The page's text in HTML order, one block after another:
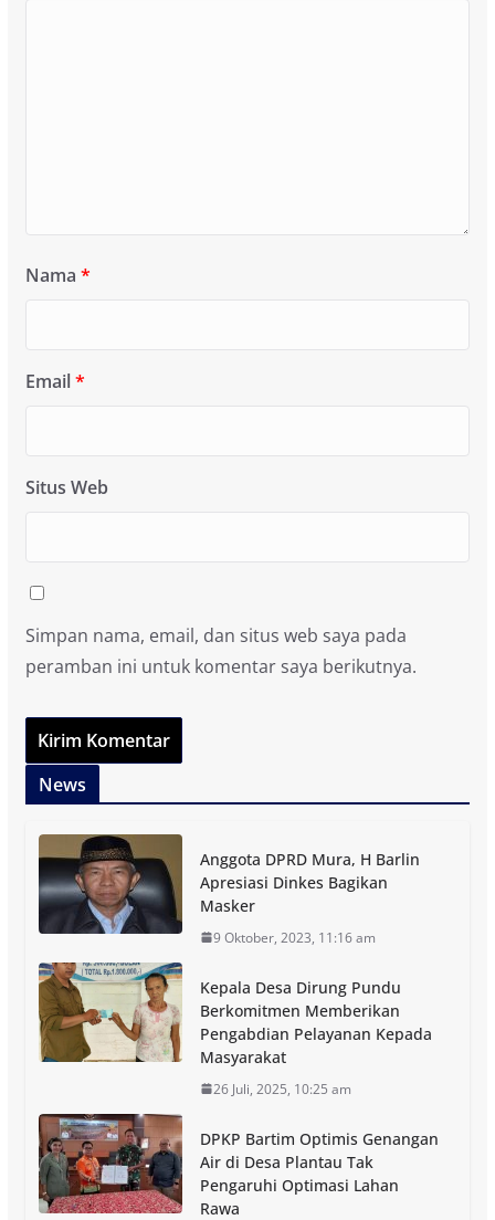
Nama *
Email*
Situs Web
Simpan nama, email, dan situs web saya pada
peramban ini untuk komentar saya berikutnya.
News
Anggota DPRD Mura, H Barlin
Apresiasi Dinkes Bagikan
Masker
9 Oktober, 2023, 11:16 am
Kepala Desa Dirung Pundu
Berkomitmen Memberikan
Pengabdian Pelayanan Kepada
Masyarakat
26 Juli, 2025, 10:25 am
DPKP Bartim Optimis Genangan
Air di Desa Plantau Tak
Pengaruhi Optimasi Lahan
Rawa